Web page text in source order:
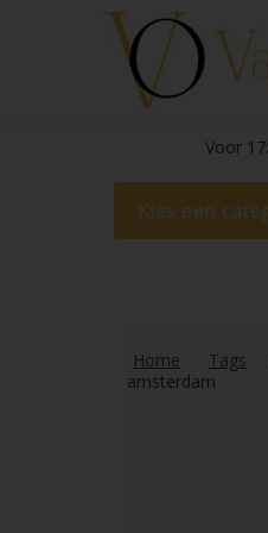
Voor
Kies een
Home Tags
amsterdam